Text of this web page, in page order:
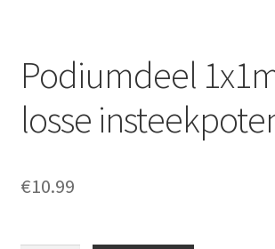
Podiumdeel
losse
€10.99